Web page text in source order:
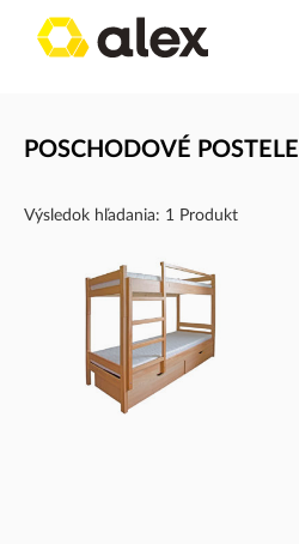
POSCHODOVÉ POSTELE
Výsledok hľadania: 1 Produkt